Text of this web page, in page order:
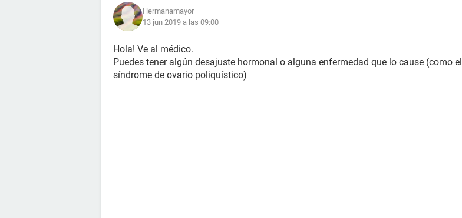
Hermanamayor
13 jun 2019 a las 09:00
Hola! Ve al médico.
Puedes tener algún desajuste hormonal o alguna enfermedad que lo cause (como el
síndrome de ovario poliquístico)